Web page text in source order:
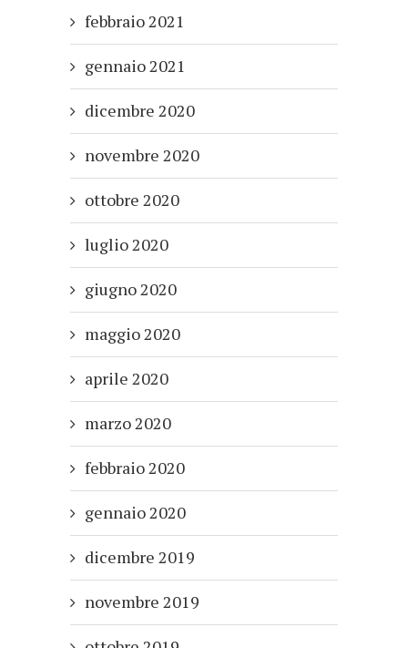
febbraio 2021
gennaio 2021
dicembre 2020
novembre 2020
ottobre 2020
luglio 2020
giugno 2020
maggio 2020
aprile 2020
marzo 2020
febbraio 2020
gennaio 2020
dicembre 2019
novembre 2019